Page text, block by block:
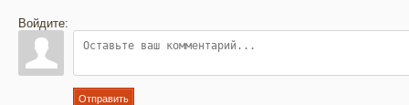
Войдите:
Отправить